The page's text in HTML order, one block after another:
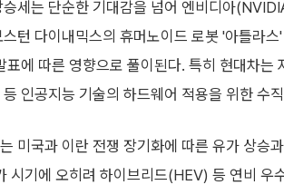
승세는 단순한 기대감을 넘어 엔비디아
턴 다이내믹스의 휴머노이드 로봇 '아틀라
표에 따른 영향으로 풀이된다. 특히 현대차
인공지능 기술의 하드웨어 적용을 위한 수
미국과 이란 전쟁 장기화에 따른 유가 상승
시기에 오히려 하이브리드(HEV) 등 연비 우